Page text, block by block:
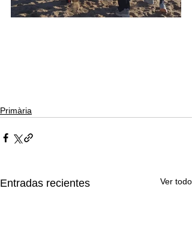
Primària
Entradas recientes Ver todo